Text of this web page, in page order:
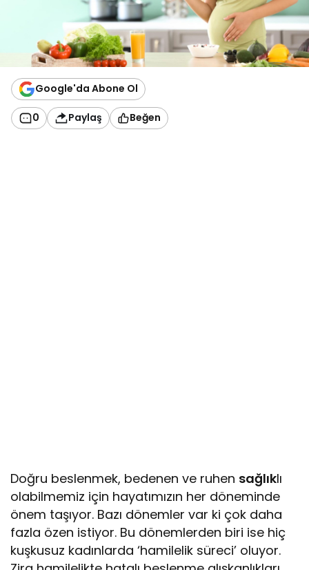
Google'da Abone Ol
0 Paylaş Beğen
Doğru beslenmek, bedenen ve ruhen sağlıklı
olabilmemiz için hayatımızın her döneminde
önem taşıyor. Bazı dönemler var ki çok daha
fazla özen istiyor. Bu dönemlerden biri ise hiç
kuşkusuz kadınlarda ‘hamilelik süreci’ oluyor.